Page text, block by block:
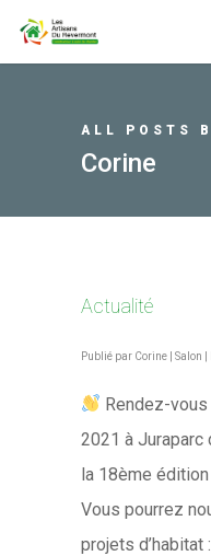
ALL POSTS
Corine
Actualité
Publié par Corine Salon
Rendez-
2021 à Juraparc
la 18ème édition
Vous pourrez
projets d’habitat